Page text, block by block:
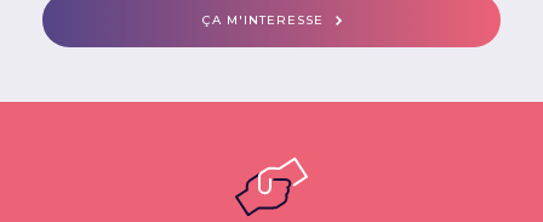
ÇA M'INTERESSE